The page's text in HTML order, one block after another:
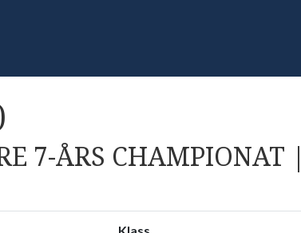
7-ÅRS CHAMPIONAT